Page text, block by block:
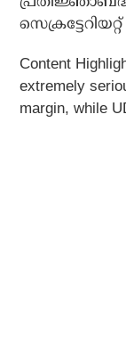
Content
extremely
margin, while